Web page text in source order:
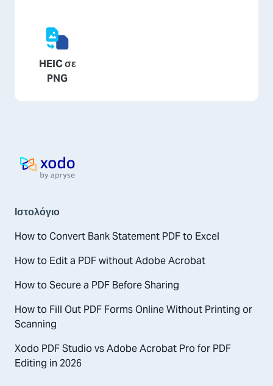
HEIC σε
PNG
Αρχική σελίδα
Ιστολόγιο
How to Convert Bank Statement PDF to Excel
How to Edit a PDF without Adobe Acrobat
How to Secure a PDF Before Sharing
How to Fill Out PDF Forms Online Without Printing or
Scanning
Xodo PDF Studio vs Adobe Acrobat Pro for PDF
Editing in 2026